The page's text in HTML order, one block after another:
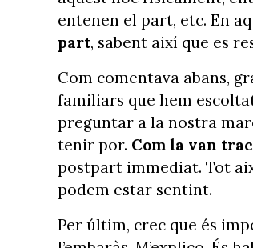
entenen el part, etc. En
part, sabent així que es
Com comentava abans,
familiars que hem
preguntar a la nostra
tenir por. Com la van
postpart immediat. Tot
podem estar sentint.
Per últim, crec que és